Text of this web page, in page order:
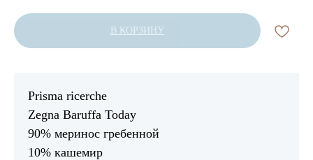
В КОРЗИНУ
Prisma ricerche
Zegna Baruffa Today
90% меринос гребенной
10% кашемир